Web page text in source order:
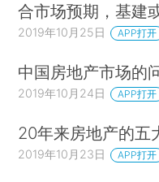
合市场预期，基建
2019年10月25日 APP打开
中国房地产市场的
2019年10月24日 APP打开
20年来房地产的五
2019年10月23日 APP打开